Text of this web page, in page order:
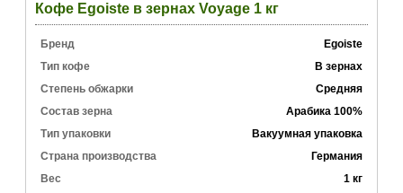
Кофе Egoiste в зернах Voyage 1 кг
Бренд
Egoiste
Тип кофе
В зернах
Степень обжарки
Средняя
Состав зерна
Арабика 100%
Тип упаковки
Вакуумная упаковка
Страна производства
Германия
Вес
1 кг